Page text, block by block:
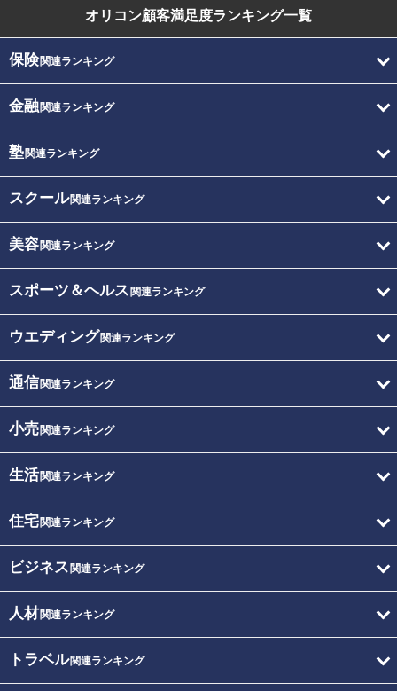
オリコン顧客満足度ランキング一覧
保険関連ランキング
金融関連ランキング
塾関連ランキング
スクール関連ランキング
美容関連ランキング
スポーツ＆ヘルス 関連ランキング
ウエディング関連ランキング
通信関連ランキング
小売関連ランキング
生活関連ランキング
住宅関連ランキング
ビジネス 関連ランキング
人材関連ランキング
トラベル関連ランキング